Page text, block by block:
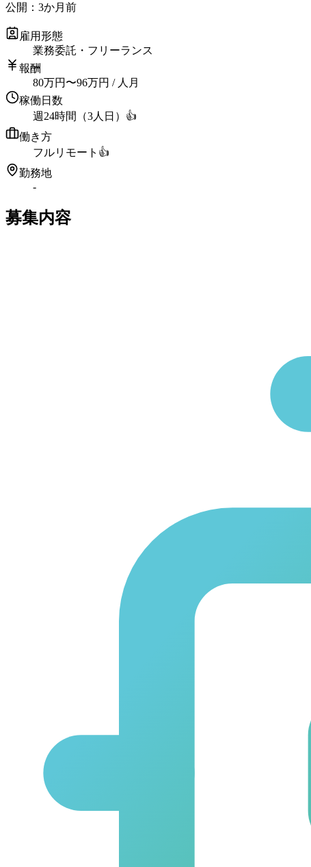
公開： 3か月前
雇用形態
業務委託・フリーランス
報酬
80万円 〜96万円 / 人月
稼働日数
週24時間（3人日） 👍
働き方
フルリモート 👍
勤務地
-
募集内容